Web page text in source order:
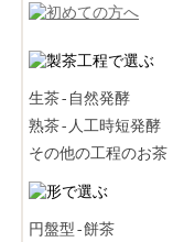
生茶-自然発酵
熟茶-人工時短発酵
その他の工程のお茶
円盤型-餅茶